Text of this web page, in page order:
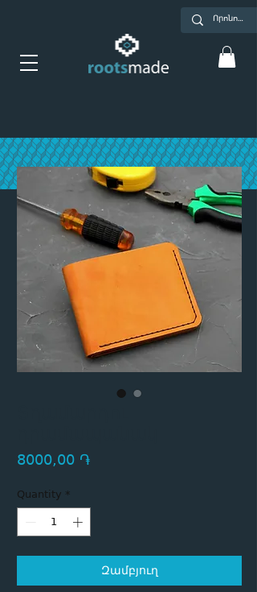
8000,00 ֏Price
Quantity *
Զամբյուղ